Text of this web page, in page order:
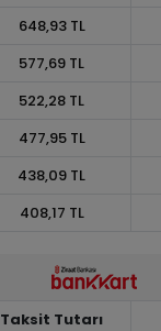
648,93 TL
577,69 TL
522,28 TL
477,95 TL
438,09 TL
408,17 TL
Taksit Tutarı